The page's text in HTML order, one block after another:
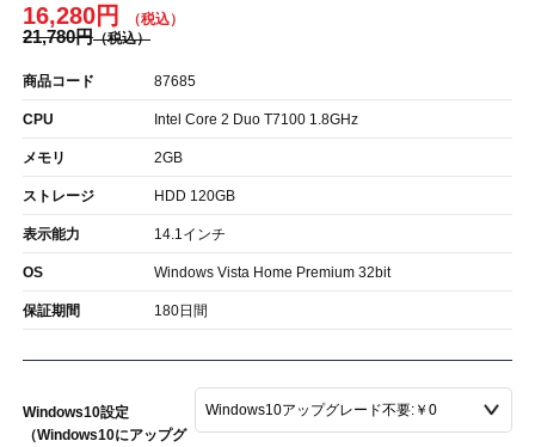
16,280円
21,780円
商品コード 87685
CPU Intel Core 2 Duo T7100 1.8GHz
メモリ 2GB
ストレージ HDD 120GB
表示能力 14.1インチ
OS Windows Vista Home Premium 32bit
保証期間 180日間
Windows10設定
（Windows10にアップグ